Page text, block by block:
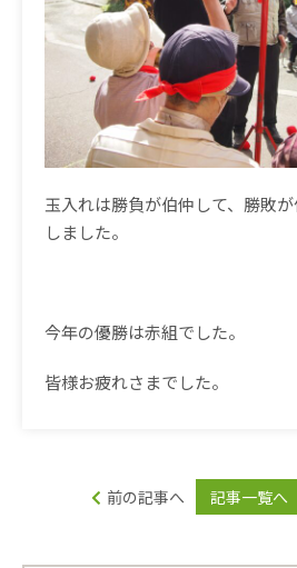
玉入れは勝負が伯仲して、勝敗
しました。
今年の優勝は赤組でした。
皆様お疲れさまでした。
前の記事へ 記事一覧へ